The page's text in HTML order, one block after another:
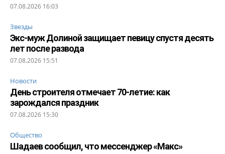
07.08.2026 16:03
Звезды
Экс-муж Долиной защищает певицу спустя десять
лет после развода
07.08.2026 15:51
Новости
День строителя отмечает 70-летие: как
зарождался праздник
07.08.2026 15:30
Общество
Шадаев сообщил, что мессенджер «Макс»